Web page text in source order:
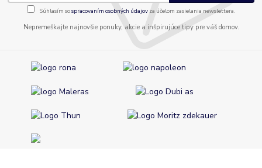
Súhlasím sospracovaním osobných údajov za účelom zasielania newslettera.
Nepremeškajte najnovšie ponuky, akcie a inšpirujúce tipy pre váš domov.